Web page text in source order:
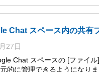
Chat スペース内の共有
27日
Chat スペースの [ファイ
的に管理できるようになり